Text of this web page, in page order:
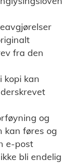
fra den
kopi kan
og
kan føres og
e-post
bli endelig